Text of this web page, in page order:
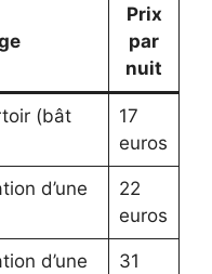
Prix
par
nuit
(bât
17
euros
d’une
22
euros
d’une
31